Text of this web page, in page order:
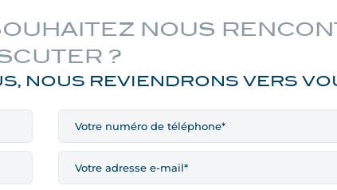
NOUS
?
NOUS REVIENDRONS VERS